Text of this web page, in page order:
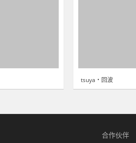
tsuya・回波
合作伙伴